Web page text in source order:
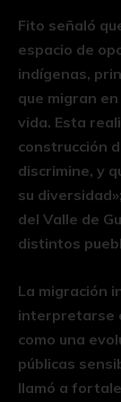
Fito señaló
espacio de
indígenas,
que migran
vida. Esta
construcción
discrimine, y
su
del Valle de
distintos
La migración
interpretarse
como una
públicas
llamó a